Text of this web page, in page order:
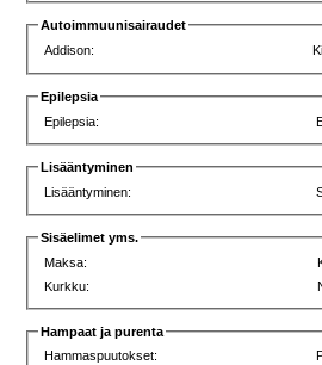
Autoimmuunisairaudet
Addison:
Epilepsia
Epilepsia:
Lisääntyminen
Lisääntyminen:
Sisäelimet yms.
Maksa:
Kurkku:
Hampaat ja purenta
Hammaspuutokset: